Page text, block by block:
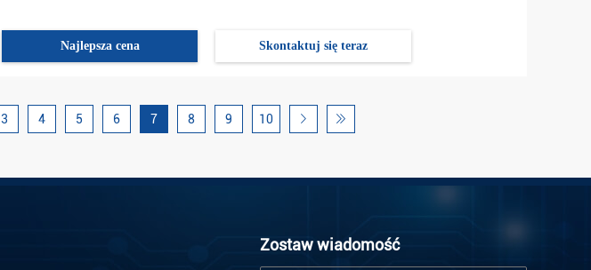
Najlepsza cena Skontaktuj się teraz
3 4 5 6 7 8 9 10
Zostaw wiadomość